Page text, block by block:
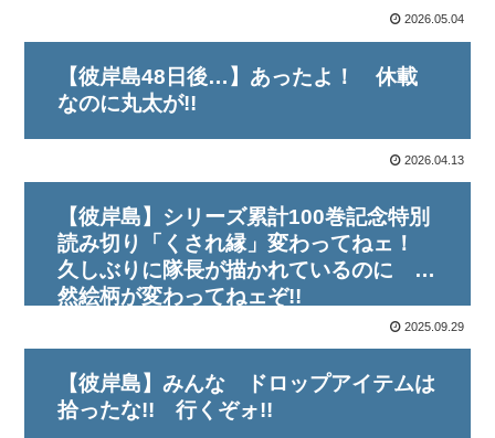
2026.05.04
【彼岸島48日後…】あったよ！ 休載
なのに丸太が!!
2026.04.13
【彼岸島】シリーズ累計100巻記念特別
読み切り「くされ縁」変わってねェ！
久しぶりに隊長が描かれているのに 全
然絵柄が変わってねェぞ!!
2025.09.29
【彼岸島】みんな ドロップアイテムは
拾ったな!! 行くぞォ!!